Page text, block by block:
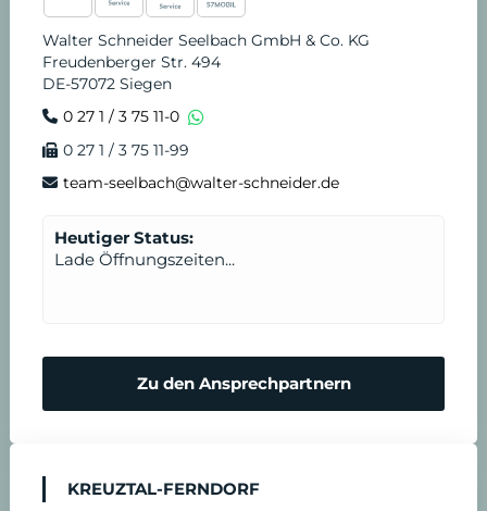
Walter Schneider Seelbach GmbH & Co. KG
Freudenberger Str. 494
DE-57072 Siegen
0 27 1 / 3 75 11-0
0 27 1 / 3 75 11-99
team-seelbach@walter-schneider.de
Heutiger Status:
Lade Öffnungszeiten...
Zu den Ansprechpartnern
KREUZTAL-FERNDORF